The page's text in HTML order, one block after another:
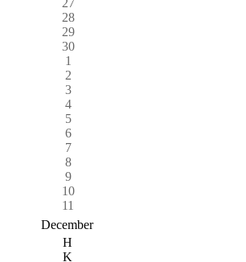
28
29
30
1
2
3
4
5
6
7
8
9
10
11
December
H
K